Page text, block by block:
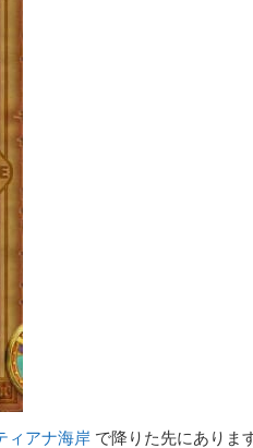
ィアナ海岸 で降りた先にありま